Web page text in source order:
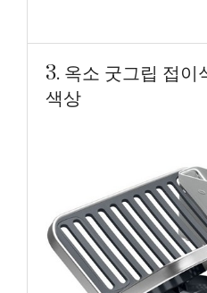
3. 옥소 굿그립 접이
색상